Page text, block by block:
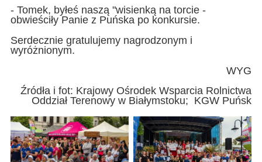
- Tomek, byłeś naszą "wisienką na torcie -
obwieściły Panie z Puńska po konkursie.
Serdecznie gratulujemy nagrodzonym i
wyróżnionym.
WYG
Źródła i fot: Krajowy Ośrodek Wsparcia Rolnictwa
Oddział Terenowy w Białymstoku; KGW Puńsk